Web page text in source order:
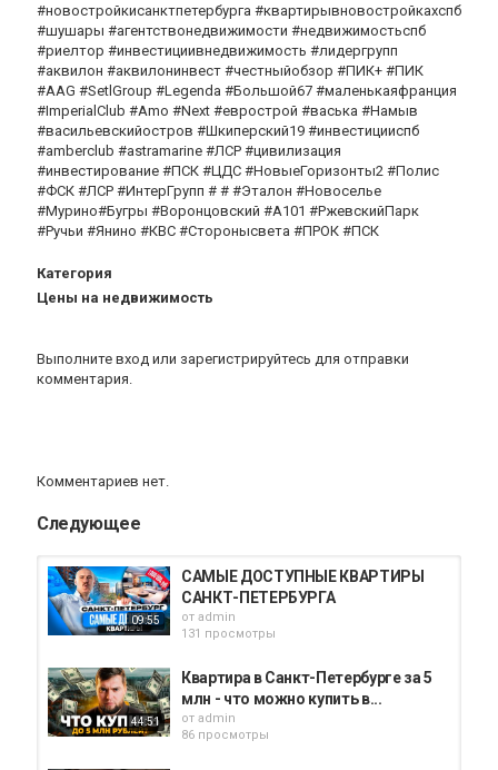
#новостройкисанктпетербурга #квартирывновостройкахспб
#шушары #агентствонедвижимости #недвижимостьспб
#риелтор #инвестициивнедвижимость #лидергрупп
#аквилон #аквилонинвест #честныйобзор #ПИК+ #ПИК
#AAG #SetlGroup #Legenda #Большой67 #маленькаяфранция
#ImperialClub #Amo #Next #еврострой #васька #Намыв
#васильевскийостров #Шкиперский19 #инвестицииспб
#amberclub #astramarine #ЛСР #цивилизация
#инвестирование #ПСК #ЦДС #НовыеГоризонты2 #Полис
#ФСК #ЛСР #ИнтерГрупп # # #Эталон #Новоселье
#Мурино#Бугры #Воронцовский #А101 #РжевскийПарк
#Ручьи #Янино #КВС #Сторонысвета #ПРОК #ПСК
Категория
Цены на недвижимость
Выполните вход или зарегистрируйтесь для отправки
комментария.
Комментариев нет.
Следующее
09:55
САМЫЕ ДОСТУПНЫЕ КВАРТИРЫ
САНКТ-ПЕТЕРБУРГА
от admin
131 просмотры
44:51
Квартира в Санкт-Петербурге за 5
млн - что можно купить в...
от admin
86 просмотры